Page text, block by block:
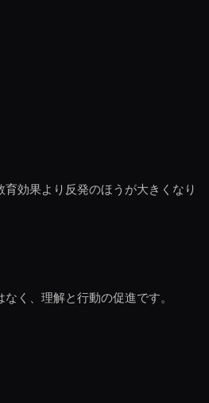
効果より反発のほうが大きくなり
く、理解と行動の促進です。